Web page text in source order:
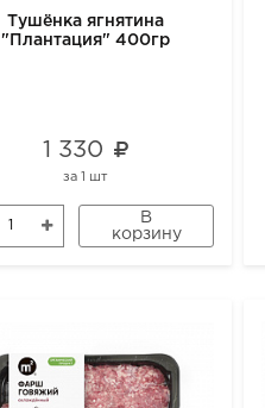
Тушёнка ягнятина
"Плантация" 400гр
1 330
за1 шт
В
корзину